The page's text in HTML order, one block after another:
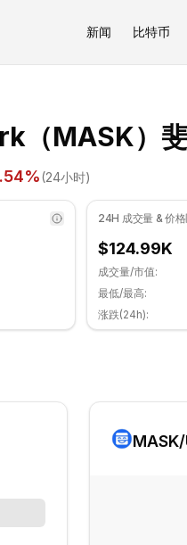
新闻 比特币
（MASK）
%(24小时)
24H 成交量 & 价
$124.99K
成交量/市值:
最低/最高:
涨跌(24h):
MASK/